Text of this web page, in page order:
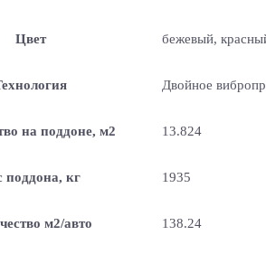
Цвет бежевый,
Двойное
на поддоне, м2 13.824
поддона, кг 1935
м2/авто 138.24